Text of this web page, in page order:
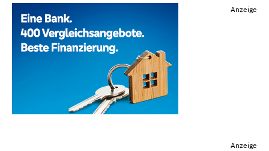
Anzeige
Anzeige